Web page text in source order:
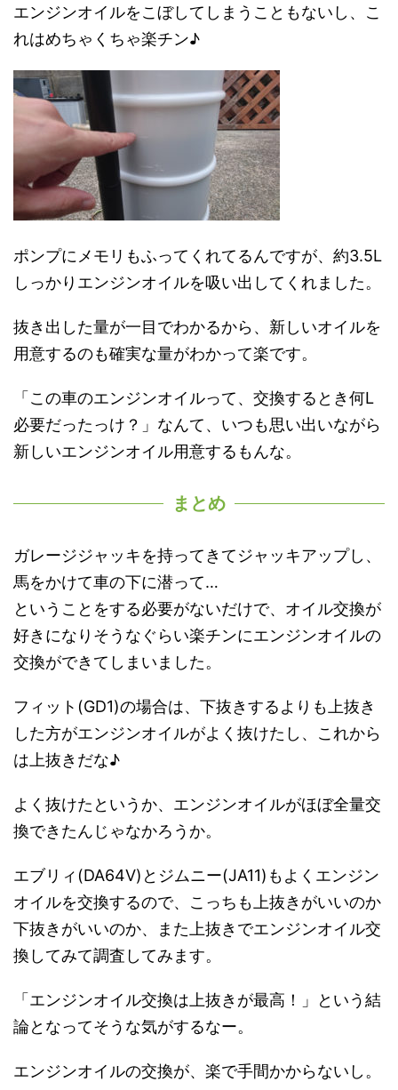
エンジンオイルをこぼしてしまうこともないし、こ
れはめちゃくちゃ楽チン♪
ポンプにメモリもふってくれてるんですが、約3.5L
しっかりエンジンオイルを吸い出してくれました。
抜き出した量が一目でわかるから、新しいオイルを
用意するのも確実な量がわかって楽です。
「この車のエンジンオイルって、交換するとき何L
必要だったっけ？」なんて、いつも思い出いながら
新しいエンジンオイル用意するもんな。
まとめ
ガレージジャッキを持ってきてジャッキアップし、
馬をかけて車の下に潜って…
ということをする必要がないだけで、オイル交換が
好きになりそうなぐらい楽チンにエンジンオイルの
交換ができてしまいました。
フィット(GD1)の場合は、下抜きするよりも上抜き
した方がエンジンオイルがよく抜けたし、これから
は上抜きだな♪
よく抜けたというか、エンジンオイルがほぼ全量交
換できたんじゃなかろうか。
エブリィ(DA64V)とジムニー(JA11)もよくエンジン
オイルを交換するので、こっちも上抜きがいいのか
下抜きがいいのか、また上抜きでエンジンオイル交
換してみて調査してみます。
「エンジンオイル交換は上抜きが最高！」という結
論となってそうな気がするなー。
エンジンオイルの交換が、楽で手間かからないし。